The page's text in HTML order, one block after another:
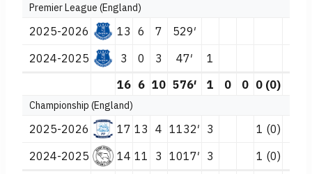
Premier League (England)
2025-2026 13 6 7
529′
2024-2025
3 0 3 47′
1
16 6 10 576′ 1 0 0 0 (0)
Championship (England)
2025-2026 17 13 4 1132′ 3 1 (0)
2024-2025
14 11 3 1017′ 3
1 (0)